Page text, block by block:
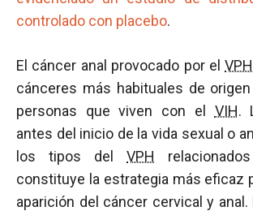
controlado con placebo.
El cáncer anal provocado por elVPH
cánceres más habituales de
personas que viven con el VIH.
antes del inicio de la vida sexual o
los tipos del VPH
constituye la estrategia más eficaz
aparición del cáncer cervical y anal.